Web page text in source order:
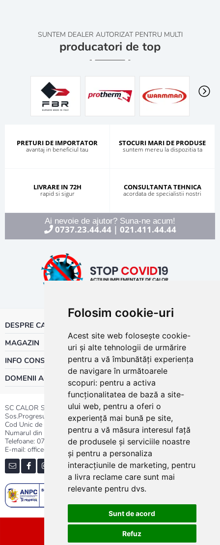
Folosim cookie-uri
Acest site web folosește cookie-
uri și alte tehnologii de urmărire
pentru a vă îmbunătăți experiența
de navigare în următoarele
scopuri: pentru a activa
funcționalitatea de bază a site-
ului web, pentru a oferi o
experiență mai bună pe site,
pentru a vă măsura interesul față
de produsele și serviciile noastre
și pentru a personaliza
interacțiunile de marketing, pentru
a livra reclame care sunt mai
relevante pentru dvs.
Sunt de acord
Refuz
SUNTEM DEALER AUTORIZAT PENTRU MULTI
producatori de top
PRETURI DE IMPORTATOR
avantaj in beneficiul tau
STOCURI MARI DE PRODUSE
suntem mereu la dispozitia ta
LIVRARE IN 72H
rapid si sigur
CONSULTANTA TEHNICA
acordata de specialistii nostri
Ai nevoie de ajutor? Suna-ne acum!
0737.23.44.44| 021.411.44.44
DESPRE CALOR
MAGAZIN
INFO CONSUMATOR
DOMENII ACTIVITATE
SC CALOR SRL
Sos.Progresului nr.30-40, Sector 5, Bucuresti
Cod Unic de Inregistrare: RO 3004724
Numarul din Registrul Comertului:J40/13176/1991
Telefoane: 0737.23.44.44|021.411.44.44
E-mail: office@calor.ro